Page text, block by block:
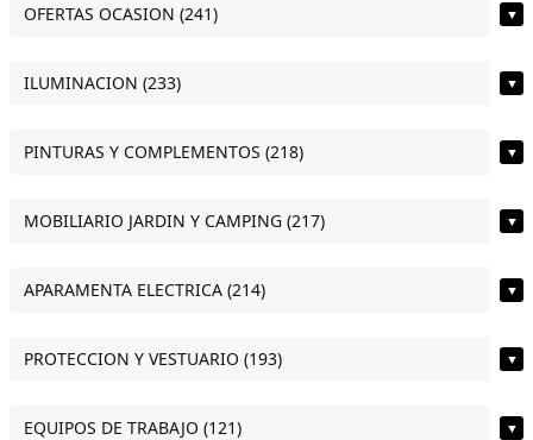
OFERTAS OCASION (241) ▼
ILUMINACION (233) ▼
PINTURAS Y COMPLEMENTOS (218) ▼
MOBILIARIO JARDIN Y CAMPING (217) ▼
APARAMENTA ELECTRICA (214) ▼
PROTECCION Y VESTUARIO (193) ▼
EQUIPOS DE TRABAJO (121) ▼